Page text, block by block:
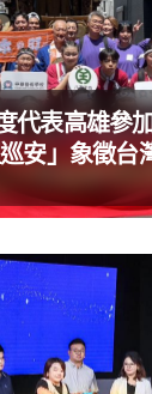
代表高雄參
安」象徵台